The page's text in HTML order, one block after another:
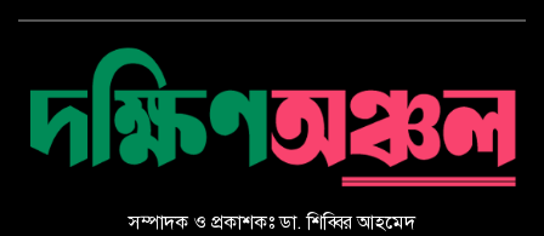
ভারতের আসামে ভয়াবহ বন্যায় মৃত্যু
সম্পাদক ও প্রকাশকঃ ডা. শিব্বির আহমেদ